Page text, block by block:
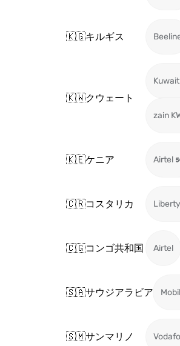
🇰🇬キルギス
🇰🇼クウェート
zain
🇰🇪ケニア Airtel
🇨🇷コスタリカ
🇨🇬コンゴ共和国 Airtel
🇸🇦サウジアラビア
🇸🇲サンマリノ